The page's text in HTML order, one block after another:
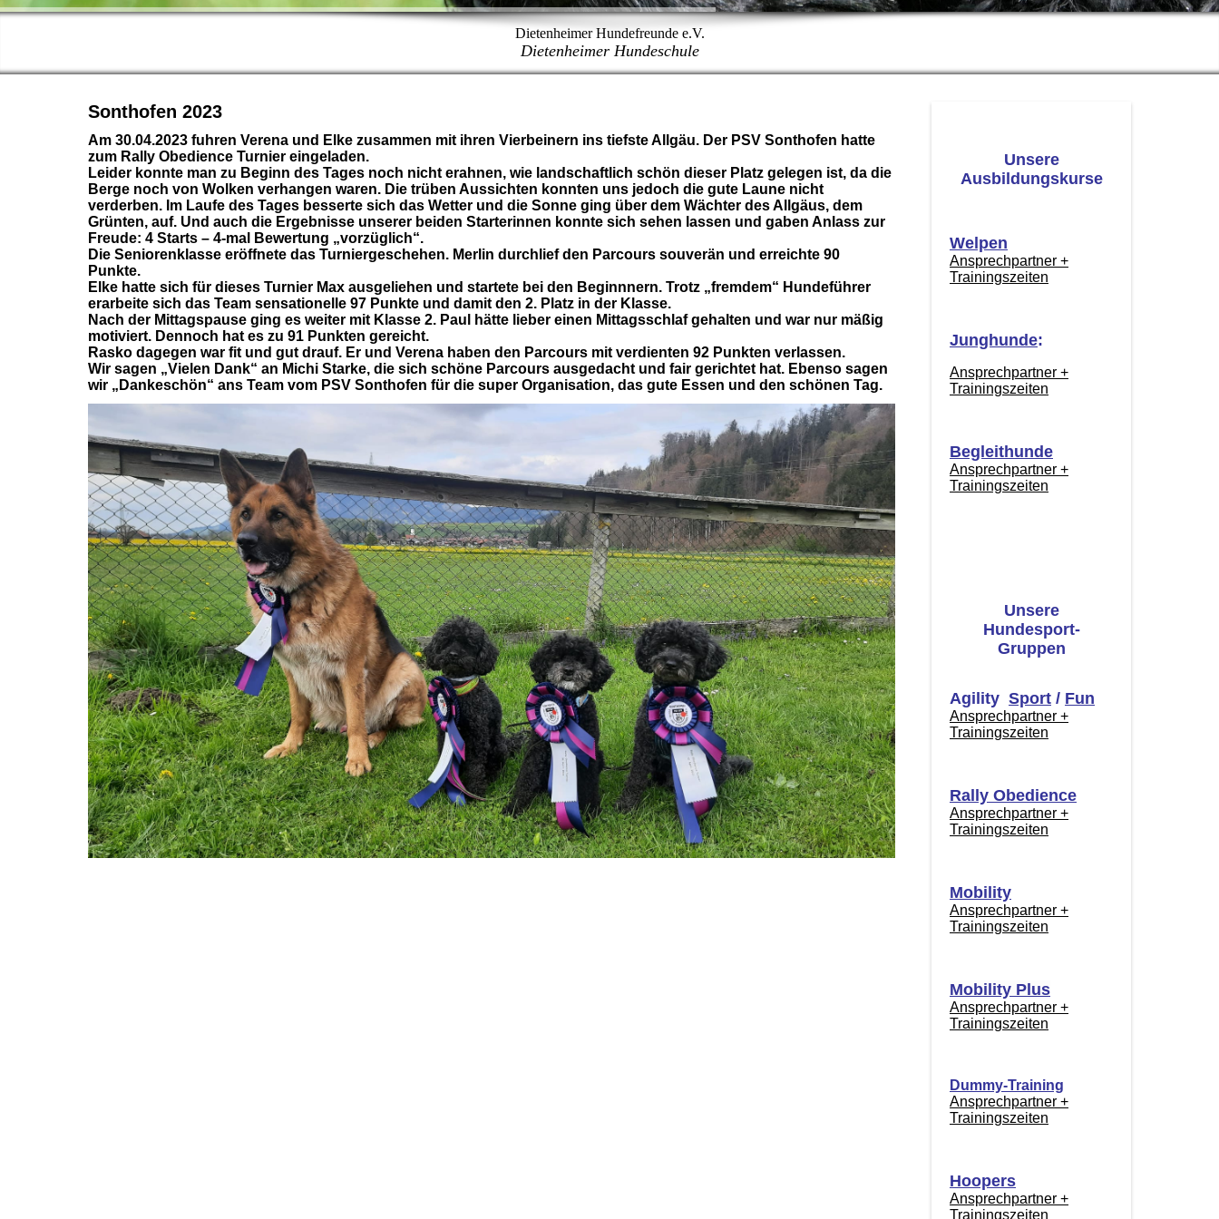
Dietenheimer Hundefreunde e.V.
Dietenheimer Hundeschule
Sonthofen 2023
Am 30.04.2023 fuhren Verena und Elke zusammen mit ihren Vierbeinern ins tiefste Allgäu. Der PSV Sonthofen hatte
zum Rally Obedience Turnier eingeladen.
Leider konnte man zu Beginn des Tages noch nicht erahnen, wie landschaftlich schön dieser Platz gelegen ist, da die
Berge noch von Wolken verhangen waren. Die trüben Aussichten konnten uns jedoch die gute Laune nicht
verderben. Im Laufe des Tages besserte sich das Wetter und die Sonne ging über dem Wächter des Allgäus, dem
Grünten, auf. Und auch die Ergebnisse unserer beiden Starterinnen konnte sich sehen lassen und gaben Anlass zur
Freude: 4 Starts – 4-mal Bewertung „vorzüglich“.
Die Seniorenklasse eröffnete das Turniergeschehen. Merlin durchlief den Parcours souverän und erreichte 90
Punkte.
Elke hatte sich für dieses Turnier Max ausgeliehen und startete bei den Beginnnern. Trotz „fremdem“ Hundeführer
erarbeite sich das Team sensationelle 97 Punkte und damit den 2. Platz in der Klasse.
Nach der Mittagspause ging es weiter mit Klasse 2. Paul hätte lieber einen Mittagsschlaf gehalten und war nur mäßig
motiviert. Dennoch hat es zu 91 Punkten gereicht.
Rasko dagegen war fit und gut drauf. Er und Verena haben den Parcours mit verdienten 92 Punkten verlassen.
Wir sagen „Vielen Dank“ an Michi Starke, die sich schöne Parcours ausgedacht und fair gerichtet hat. Ebenso sagen
wir „Dankeschön“ ans Team vom PSV Sonthofen für die super Organisation, das gute Essen und den schönen Tag.
Unsere
Ausbildungskurse
Welpen
Ansprechpartner +
Trainingszeiten
Junghunde:
Ansprechpartner +
Trainingszeiten
Begleithunde
Ansprechpartner +
Trainingszeiten
Unsere
Hundesport-
Gruppen
Agility Sport / Fun
Ansprechpartner +
Trainingszeiten
Rally Obedience
Ansprechpartner +
Trainingszeiten
Mobility
Ansprechpartner +
Trainingszeiten
Mobility Plus
Ansprechpartner +
Trainingszeiten
Dummy-Training
Ansprechpartner +
Trainingszeiten
Hoopers
Ansprechpartner +
Trainingszeiten